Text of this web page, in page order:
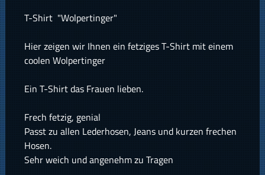
T-Shirt "Wolpertinger"
Hier zeigen wir Ihnen ein fetziges T-Shirt mit einem
coolen Wolpertinger
Ein T-Shirt das Frauen lieben.
Frech fetzig, genial
Passt zu allen Lederhosen, Jeans und kurzen frechen
Hosen.
Sehr weich und angenehm zu Tragen